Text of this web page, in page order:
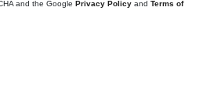
Tư vấn
and the Google Privacy Policy and Terms of